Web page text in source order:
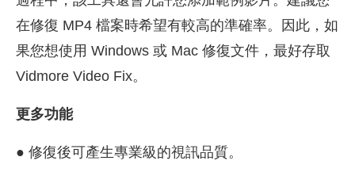
在修復 MP4 檔案時希望有較高的準確率。因此，如
果您想使用 Windows 或 Mac 修復文件，最好存取
Vidmore Video Fix。
更多功能
● 修復後可產生專業級的視訊品質。